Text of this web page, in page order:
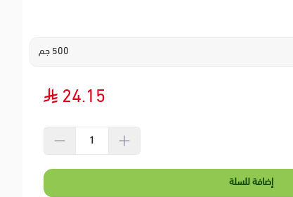
500 جم
24.15
إضافة للسلة